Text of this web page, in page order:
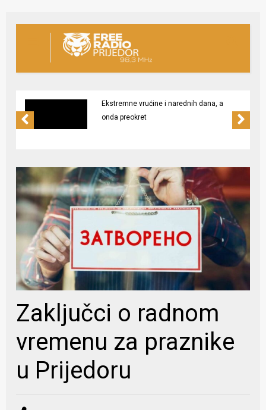
Ekstremne vrućine i narednih dana, a
onda preokret
Zaključci o radnom
vremenu za praznike
u Prijedoru